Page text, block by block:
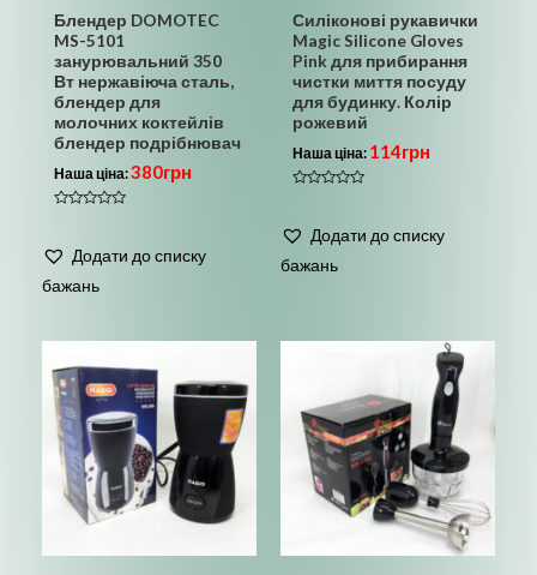
Блендер DOMOTEC
MS-5101
занурювальний 350
Вт нержавіюча сталь,
блендер для
молочних коктейлів
блендер подрібнювач
Наша ціна:380грн
з
Додати до списку
бажань
Силіконові рукавички
Magic Silicone Gloves
Pink для прибирання
чистки миття посуду
для будинку. Колір
рожевий
Наша ціна: 114грн
з
Додати до списку
бажань